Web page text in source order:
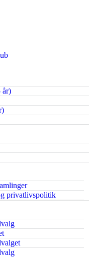
år)
privatlivspolitik